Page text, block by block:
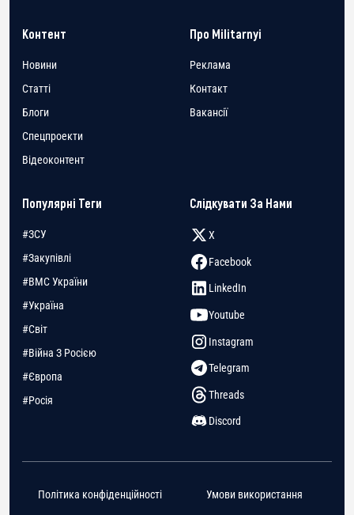
Контент
Новини
Статті
Блоги
Спецпроекти
Відеоконтент
Про Militarnyi
Реклама
Контакт
Вакансії
Популярні Теги
#ЗСУ
#Закупівлі
#ВМС України
#Україна
#Світ
#Війна З Росією
#Європа
#Росія
Слідкувати За Нами
X
Facebook
LinkedIn
Youtube
Instagram
Telegram
Threads
Discord
Політика конфіденційності Умови використання